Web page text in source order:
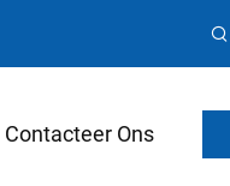
Contacteer Ons